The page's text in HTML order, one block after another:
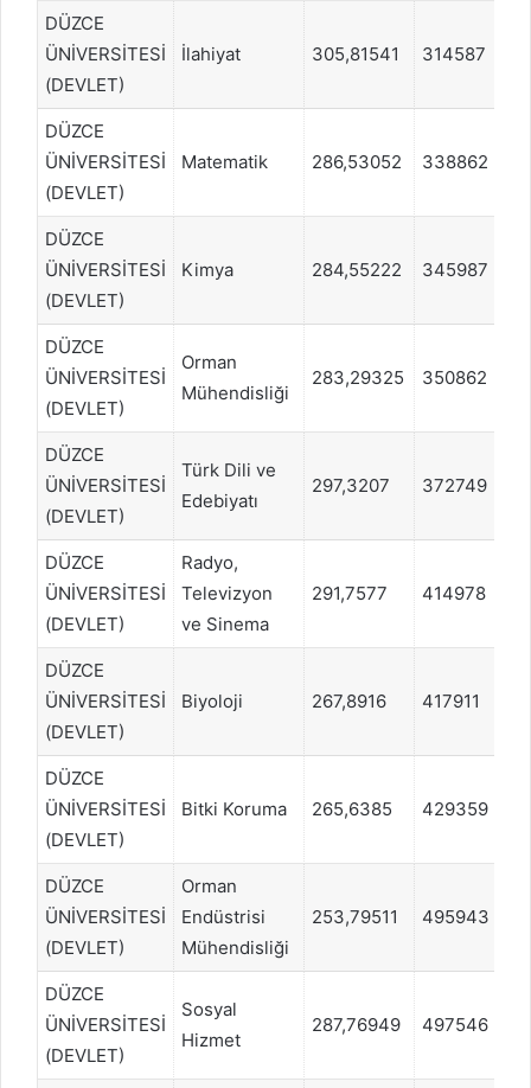
DÜZCE
ÜNİVERSİTESİ
(DEVLET)
İlahiyat 305,81541 314587
DÜZCE
ÜNİVERSİTESİ
(DEVLET)
Matematik 286,53052 338862
DÜZCE
ÜNİVERSİTESİ
(DEVLET)
Kimya 284,55222 345987
DÜZCE
ÜNİVERSİTESİ
(DEVLET)
Orman
Mühendisliği
283,29325 350862
DÜZCE
ÜNİVERSİTESİ
(DEVLET)
Türk Dili ve
Edebiyatı
297,3207 372749
DÜZCE
ÜNİVERSİTESİ
(DEVLET)
Radyo,
Televizyon
ve Sinema
291,7577 414978
DÜZCE
ÜNİVERSİTESİ
(DEVLET)
Biyoloji 267,8916 417911
DÜZCE
ÜNİVERSİTESİ
(DEVLET)
Bitki Koruma 265,6385 429359
DÜZCE
ÜNİVERSİTESİ
(DEVLET)
Orman
Endüstrisi
Mühendisliği
253,79511 495943
DÜZCE
ÜNİVERSİTESİ
(DEVLET)
Sosyal
Hizmet
287,76949 497546